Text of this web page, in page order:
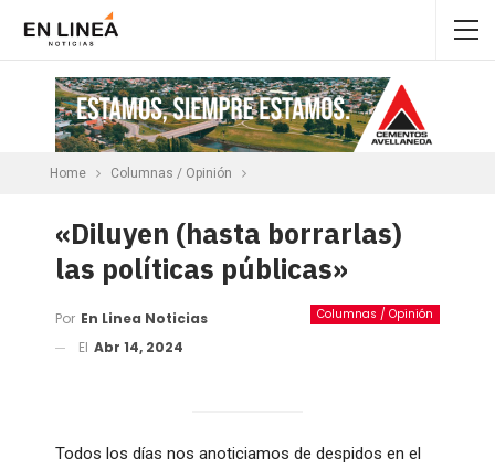
Home Columnas / Opinión
«Diluyen (hasta borrarlas)
las políticas públicas»
Columnas / Opinión
Por En Linea Noticias
El Abr 14, 2024
Todos los días nos anoticiamos de despidos en el